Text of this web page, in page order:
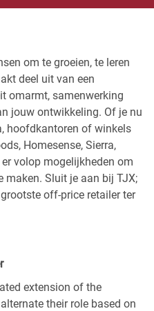
om te groeien, te leren
deel uit van een
omarmt, samenwerking
jouw ontwikkeling. Of je nu
hoofdkantoren of winkels
Homesense, Sierra,
volop mogelijkheden om
maken. Sluit je aan bij TJX;
off-price retailer ter
extension of the
their role based on